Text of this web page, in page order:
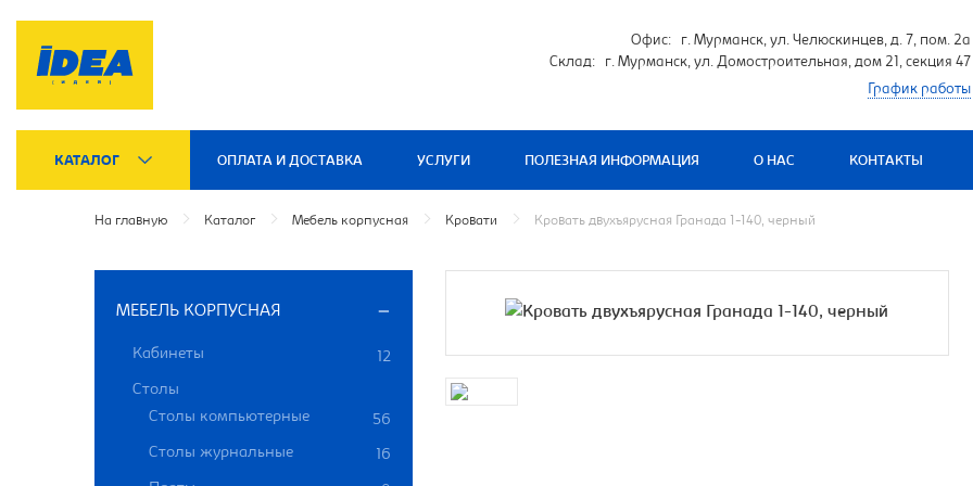
Офис: г. Мурманск, ул. Челюскинцев, д. 7, пом. 2а
Склад: г. Мурманск, ул. Домостроительная, дом 21, секция 47
График работы
КАТАЛОГ ОПЛАТА И ДОСТАВКА УСЛУГИ ПОЛЕЗНАЯ ИНФОРМАЦИЯ О НАС КОНТАКТЫ
На главную Каталог Мебель корпусная Кровати Кровать двухъярусная Гранада 1-140, черный
МЕБЕЛЬ КОРПУСНАЯ
Кабинеты
12
Столы
Столы компьютерные
56
Столы журнальные
16